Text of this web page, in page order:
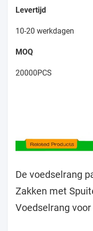
Levertijd
10-20 werkdagen
MOQ
20000PCS
De voedselrang
Zakken met
Voedselrang